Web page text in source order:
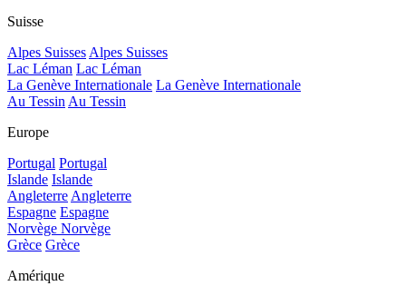
Suisse
Alpes SuissesAlpes Suisses
Lac Léman Lac Léman
La Genève Internationale La Genève Internationale
Au TessinAu Tessin
Europe
Portugal Portugal
Islande Islande
AngleterreAngleterre
Espagne Espagne
Norvège Norvège
Grèce Grèce
Amérique